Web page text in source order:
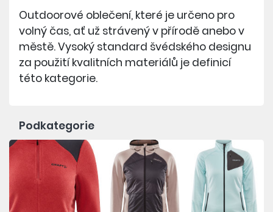
Outdoorové oblečení, které je určeno pro
volný čas, ať už strávený v přírodě anebo v
městě. Vysoký standard švédského designu
za použití kvalitních materiálů je definicí
této kategorie.
Podkategorie